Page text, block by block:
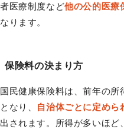
者医療制度など他の公的医療
なります。
保険料の決まり方
国民健康保険料は、前年の所
となり、 自治体ごとに定めら
出されます。所得が多いほど